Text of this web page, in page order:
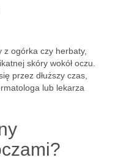
z ogórka czy herbaty,
skóry wokół oczu.
przez dłuższy czas,
lub lekarza